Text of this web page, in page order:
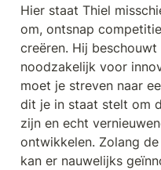
Hier staat Thiel
om, ontsnap
creëren. Hij
noodzakelijk voor
moet je streven naar
dit je in staat stelt om
zijn en echt
ontwikkelen. Zolang
kan er nauwelijks